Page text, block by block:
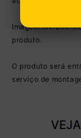
Imagem
produto.
O produto será
serviço de